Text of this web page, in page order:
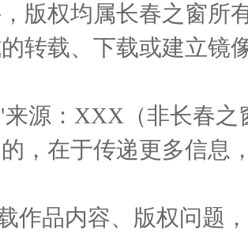
：蔡司
版权均属长春之窗所
转载、下载或建立镜
来源：XXX（非长春
，在于传递更多信息
作品内容、版权问题